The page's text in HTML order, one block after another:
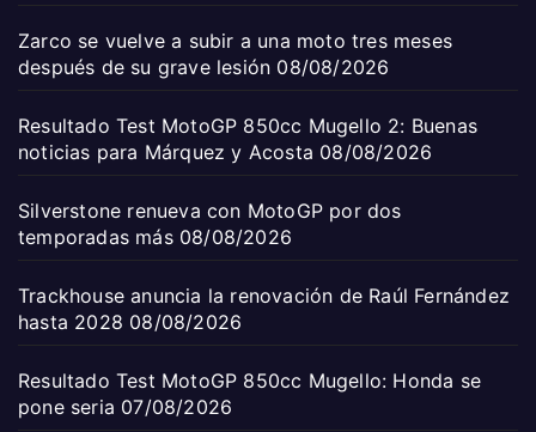
Zarco se vuelve a subir a una moto tres meses
después de su grave lesión 08/08/2026
Resultado Test MotoGP 850cc Mugello 2: Buenas
noticias para Márquez y Acosta 08/08/2026
Silverstone renueva con MotoGP por dos
temporadas más 08/08/2026
Trackhouse anuncia la renovación de Raúl Fernández
hasta 2028 08/08/2026
Resultado Test MotoGP 850cc Mugello: Honda se
pone seria 07/08/2026